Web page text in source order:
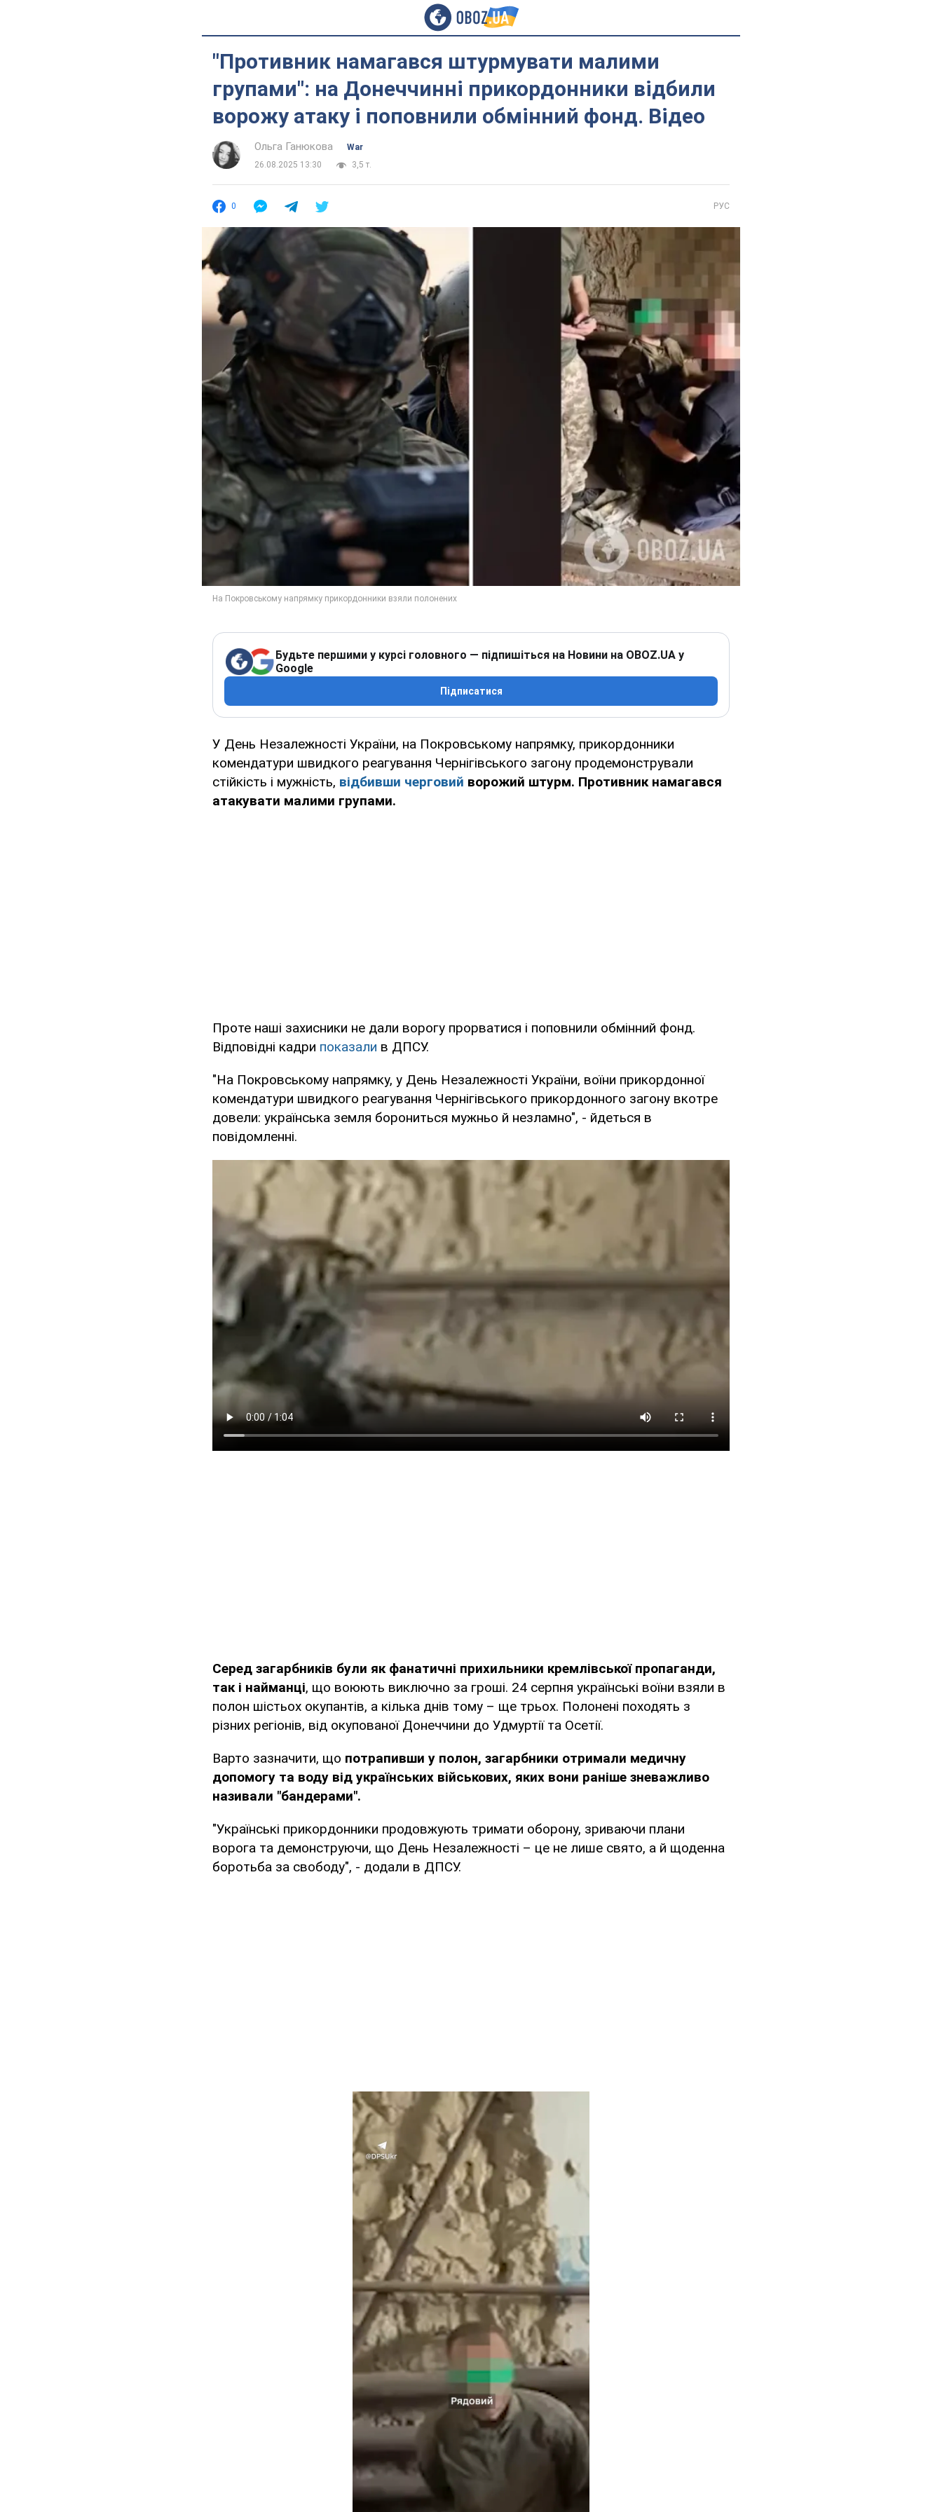
"Противник намагався штурмувати малими
групами": на Донеччинні прикордонники відбили
ворожу атаку і поповнили обмінний фонд. Відео
Ольга Ганюкова
War
26.08.2025 13:30
3,5 т.
0 РУС
Будьте першими у курсі головного — підпишіться на Новини на OBOZ.UA у
Google
Підписатися
У День Незалежності України, на Покровському напрямку, прикордонники
комендатури швидкого реагування Чернігівського загону продемонстрували
стійкість і мужність, відбивши черговий ворожий штурм. Противник намагався
атакувати малими групами.
Проте наші захисники не дали ворогу прорватися і поповнили обмінний фонд.
Відповідні кадри показали в ДПСУ.
"На Покровському напрямку, у День Незалежності України, воїни прикордонної
комендатури швидкого реагування Чернігівського прикордонного загону вкотре
довели: українська земля борониться мужньо й незламно", - йдеться в
повідомленні.
Серед загарбників були як фанатичні прихильники кремлівської пропаганди,
так і найманці, що воюють виключно за гроші. 24 серпня українські воїни взяли в
полон шістьох окупантів, а кілька днів тому – ще трьох. Полонені походять з
різних регіонів, від окупованої Донеччини до Удмуртії та Осетії.
Варто зазначити, що потрапивши у полон, загарбники отримали медичну
допомогу та воду від українських військових, яких вони раніше зневажливо
називали "бандерами".
"Українські прикордонники продовжують тримати оборону, зриваючи плани
ворога та демонструючи, що День Незалежності – це не лише свято, а й щоденна
боротьба за свободу", - додали в ДПСУ.